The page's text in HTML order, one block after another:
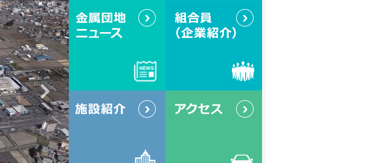
「協同」と「調和」はばたき続ける企業集団
西から見た金属団地